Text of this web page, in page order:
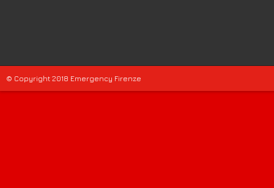
© Copyright 2018 Emergency Firenze